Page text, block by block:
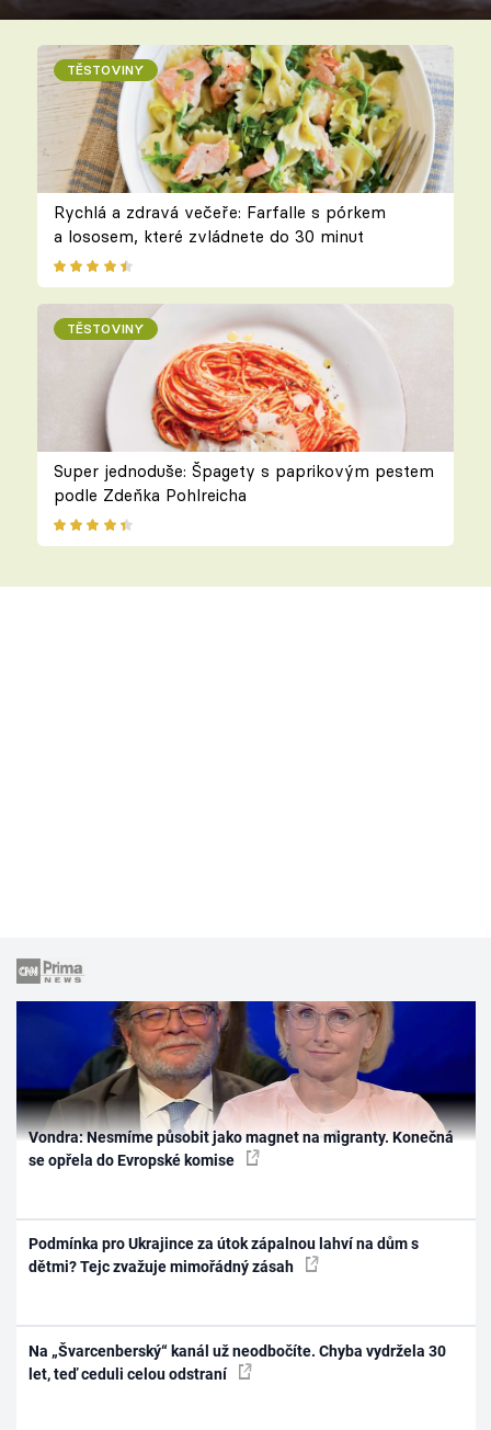
TĚSTOVINY
Rychlá a zdravá večeře: Farfalle s pórkem
a lososem, které zvládnete do 30 minut
TĚSTOVINY
Super jednoduše: Špagety s paprikovým pestem
podle Zdeňka Pohlreicha
Vondra: Nesmíme působit jako magnet na migranty. Konečná
se opřela do Evropské komise
Podmínka pro Ukrajince za útok zápalnou lahví na dům s
dětmi? Tejc zvažuje mimořádný zásah
Na „Švarcenberský“ kanál už neodbočíte. Chyba vydržela 30
let, teď ceduli celou odstraní